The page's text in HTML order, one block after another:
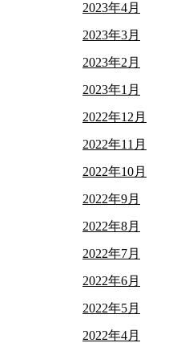
2023年4月
2023年3月
2023年2月
2023年1月
2022年12月
2022年11月
2022年10月
2022年9月
2022年8月
2022年7月
2022年6月
2022年5月
2022年4月